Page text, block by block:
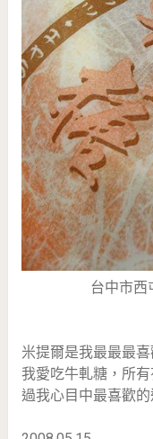
台中市西
米提爾是我最最最
我愛吃牛軋糖，所
過我心目中最喜歡